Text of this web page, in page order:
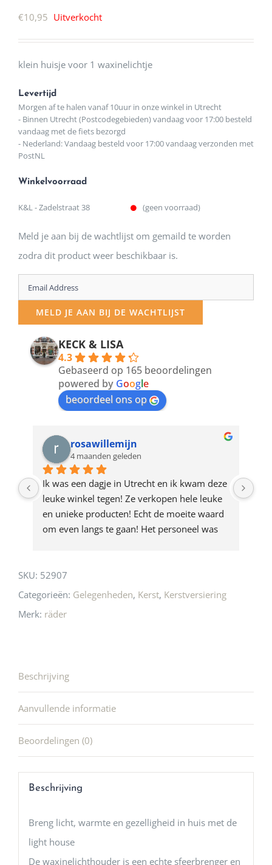
€10,95 Uitverkocht
klein huisje voor 1 waxinelichtje
Levertijd
Morgen af te halen vanaf 10uur in onze winkel in Utrecht
- Binnen Utrecht (Postcodegebieden) vandaag voor 17:00 besteld
vandaag met de fiets bezorgd
- Nederland: Vandaag besteld voor 17:00 vandaag verzonden met
PostNL
Winkelvoorraad
K&L - Zadelstraat 38 (geen voorraad)
Meld je aan bij de wachtlijst om gemaild te worden
zodra dit product weer beschikbaar is.
Enter
your
email
address
product
MELD JE AAN BIJ DE WACHTLIJST
KECK & LISA
4.3
Gebaseerd op 165 beoordelingen
powered by Google
beoordeel ons op
rosawillemijn
4 maanden geleden
Ik was een dagje in Utrecht en ik kwam deze
leuke winkel tegen! Ze verkopen hele leuke
en unieke producten! Echt de moeite waard
om even langs te gaan! Het personeel was
SKU: 52907
Categorieën: Gelegenheden, Kerst, Kerstversiering
Merk: räder
Beschrijving
Aanvullende informatie
Beoordelingen (0)
Beschrijving
Breng licht, warmte en gezelligheid in huis met de
light house
De waxinelichthouder is een echte sfeerbrenger en